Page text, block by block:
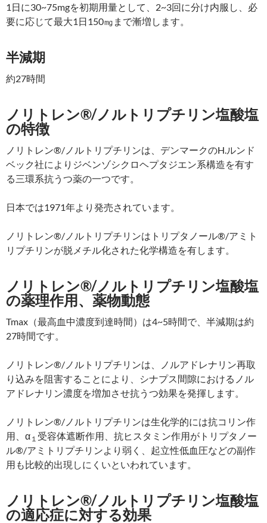
1日に30~75mgを初期用量として、2~3回に分け内服し、必
要に応じて最大1日150㎎まで漸増します。
半減期
約27時間
ノリトレン®/ノルトリプチリン塩酸塩
の特徴
ノリトレン®/ノルトリプチリンは、デンマークのH.ルンド
ベック社によりジベンゾシクロヘプタジエン系構造を有す
る三環系抗うつ薬の一つです。
日本では1971年より発売されています。
ノリトレン®/ノルトリプチリンはトリプタノール®/アミト
リプチリンが脱メチル化された化学構造を有します。
ノリトレン®/ノルトリプチリン塩酸塩
の薬理作用、薬物動態
Tmax（最高血中濃度到達時間）は4~5時間で、半減期は約
27時間です。
ノリトレン®/ノルトリプチリンは、ノルアドレナリン再取
り込みを阻害することにより、シナプス間隙におけるノル
アドレナリン濃度を増加させ抗うつ効果を発揮します。
ノリトレン®/ノルトリプチリンは生化学的には抗コリン作
用、α １ 受容体遮断作用、抗ヒスタミン作用がトリプタノー
ル®/アミトリプチリンより弱く、起立性低血圧などの副作
用も比較的出現しにくいといわれています。
ノリトレン®/ノルトリプチリン塩酸塩
の適応症に対する効果